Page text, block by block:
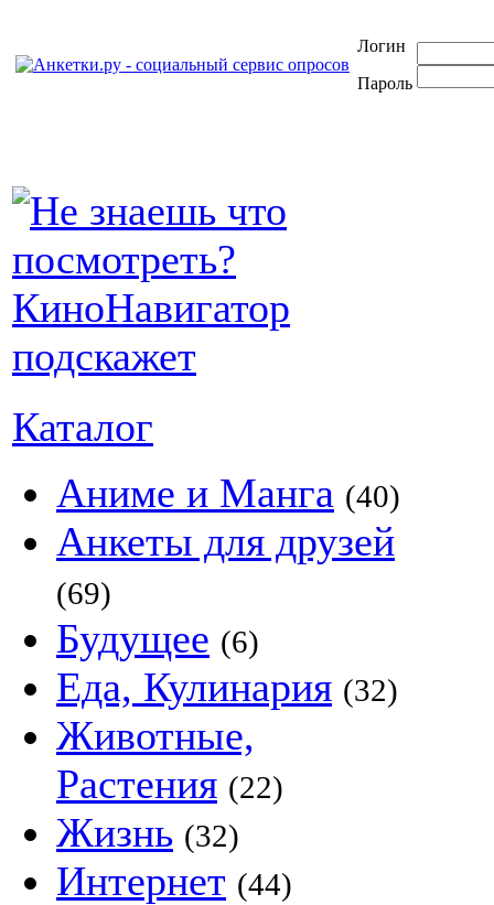
Логин
Пароль
Каталог
Аниме и Манга (40)
Анкеты для друзей
(69)
Будущее (6)
Еда, Кулинария (32)
Животные,
Растения (22)
Жизнь (32)
Интернет (44)